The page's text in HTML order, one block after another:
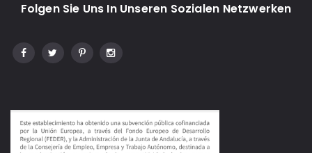
Folgen Sie Uns In Unseren Sozialen Netzwerken